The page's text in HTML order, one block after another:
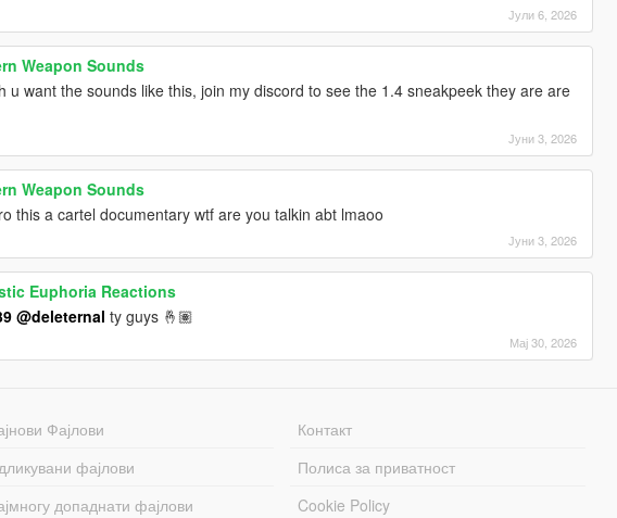
Јули 6, 2026
Weapon Sounds
u want the sounds like this, join my discord to see the 1.4 sneakpeek they are are
Јуни 3, 2026
Weapon Sounds
this a cartel documentary wtf are you talkin abt lmaoo
Јуни 3, 2026
Euphoria Reactions
@deleternal ty guys 🤞🏽
Мај 30, 2026
Фајлови
фајлови
допаднати фајлови
Контакт
Полиса за приватност
Cookie Policy